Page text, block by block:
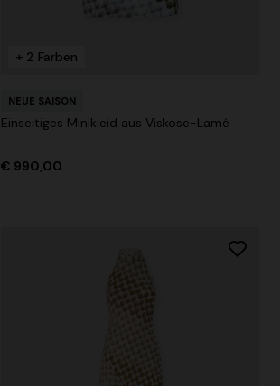
+ 2 Farben
NEUE SAISON
Einseitiges Minikleid aus Viskose-Lamé
€ 990,00